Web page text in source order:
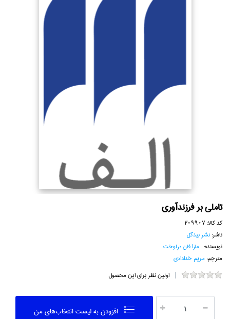
تاملي بر فرزندآوري
کد کالا:209907
ناشر:نشر بيدگل
نویسنده: مارا فان درلوخت
مترجم:مريم خدادادي
اولین نظر برای این محصول
افزودن به ليست انتخاب‌هاي من